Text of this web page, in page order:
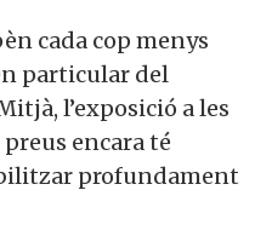
cada cop menys
particular del
l’exposició a les
encara té
profundament